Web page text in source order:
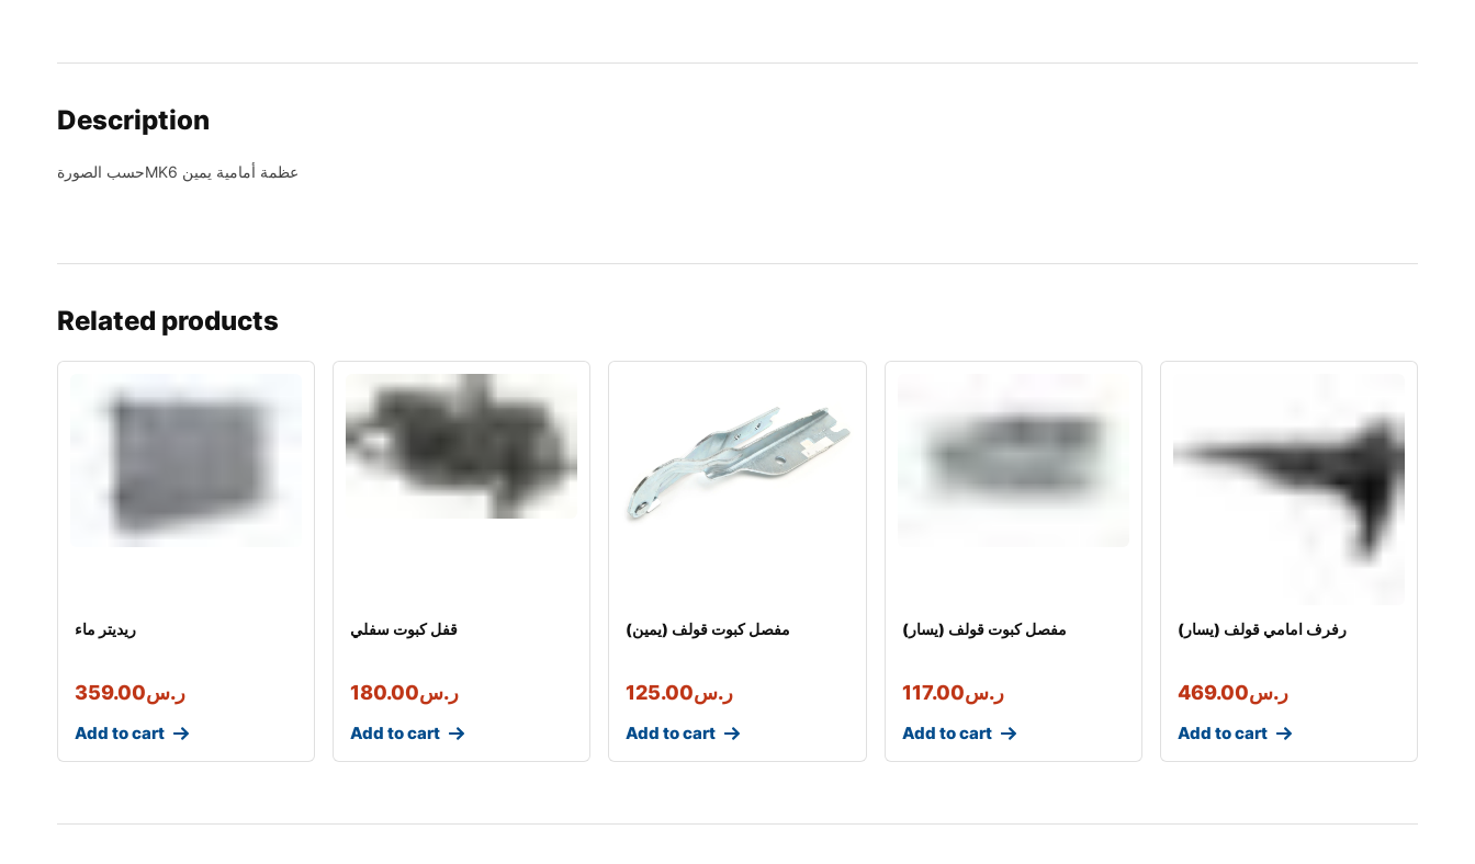
Description
حسب الصورةMK6 عظمة أمامية يمين
Related products
ريديتر ماء
ر.س359.00
Add to cart
قفل كبوت سفلي
ر.س180.00
Add to cart
مفصل كبوت قولف (يمين)
ر.س125.00
Add to cart
مفصل كبوت قولف (يسار)
ر.س117.00
Add to cart
رفرف امامي قولف (يسار)
ر.س469.00
Add to cart